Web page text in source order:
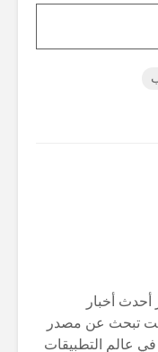
أخبار
كنت تبحث عن مصدر
عالم التطبيقات